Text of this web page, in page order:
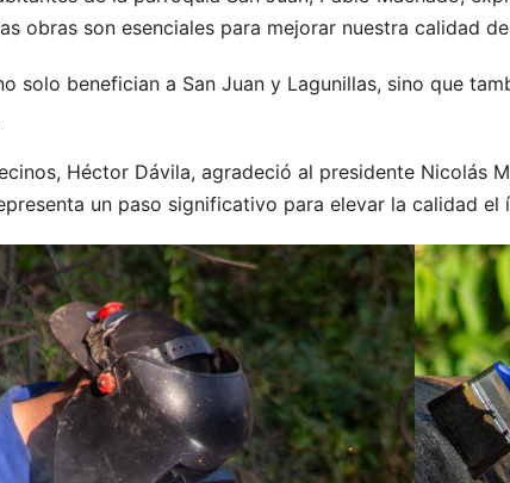
obras son esenciales para mejorar nuestra calidad
solo benefician a San Juan y Lagunillas, sino que
Héctor Dávila, agradeció al presidente Nicolás
un paso significativo para elevar la calidad